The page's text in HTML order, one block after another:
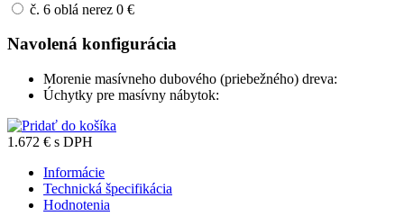
č. 6 oblá nerez 0 €
Navolená konfigurácia
Morenie masívneho dubového (priebežného) dreva:
Úchytky pre masívny nábytok:
1.672 € s DPH
Informácie
Technická špecifikácia
Hodnotenia